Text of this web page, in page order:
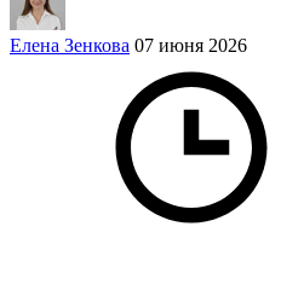
Елена Зенкова 07 июня 2026